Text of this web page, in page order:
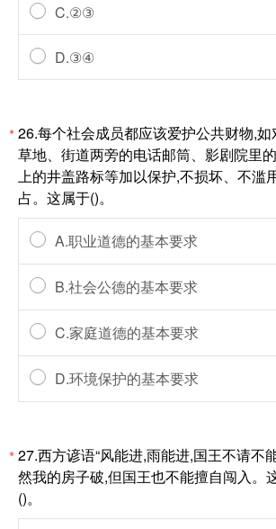
C.②③
D.③④
*26.每个社会成员都应该爱护公共财物,
草地、街道两旁的电话邮筒、影剧院里
上的井盖路标等加以保护,不损坏、不滥
占。这属于()。
A.职业道德的基本要求
B.社会公德的基本要求
C.家庭道德的基本要求
D.环境保护的基本要求
*27.西方谚语“风能进,雨能进,国王不请不
然我的房子破,但国王也不能擅自闯入。
()。